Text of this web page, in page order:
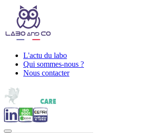
L'actu du labo
Qui sommes-nous ?
Nous contacter